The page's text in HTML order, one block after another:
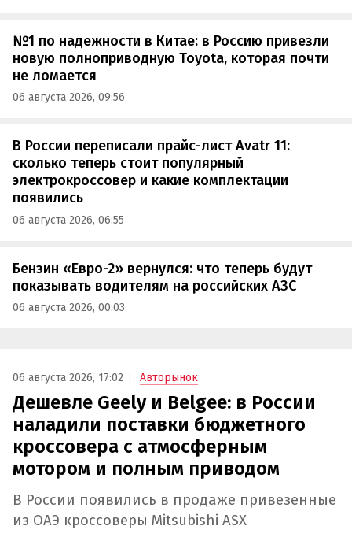
№1 по надежности в Китае: в Россию привезли
новую полноприводную Toyota, которая почти
не ломается
06 августа 2026, 09:56
В России переписали прайс-лист Avatr 11:
сколько теперь стоит популярный
электрокроссовер и какие комплектации
появились
06 августа 2026, 06:55
Бензин «Евро-2» вернулся: что теперь будут
показывать водителям на российских АЗС
06 августа 2026, 00:03
06 августа 2026, 17:02 Авторынок
Дешевле Geely и Belgee: в России
наладили поставки бюджетного
кроссовера с атмосферным
мотором и полным приводом
В России появились в продаже привезенные
из ОАЭ кроссоверы Mitsubishi ASX